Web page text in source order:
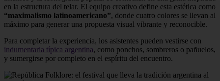
en la estructura del telar. El equipo creativo define esta estética como
“maximalismo latinoamericano”, donde cuatro colores se llevan al
máximo para generar una propuesta visual vibrante y reconocible.
Para completar la experiencia, los asistentes pueden vestirse con
indumentaria típica argentina, como ponchos, sombreros o pañuelos,
y sumergirse por completo en el espíritu del encuentro.